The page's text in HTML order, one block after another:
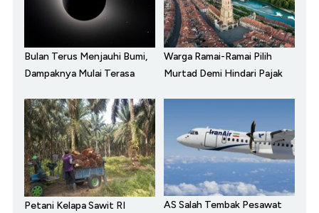
Bulan Terus Menjauhi Bumi,
Dampaknya Mulai Terasa
Warga Ramai-Ramai Pilih
Murtad Demi Hindari Pajak
Petani Kelapa Sawit RI
AS Salah Tembak Pesawat